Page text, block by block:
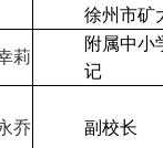
徐州市矿
莉
附属中小
记
乔 副校长